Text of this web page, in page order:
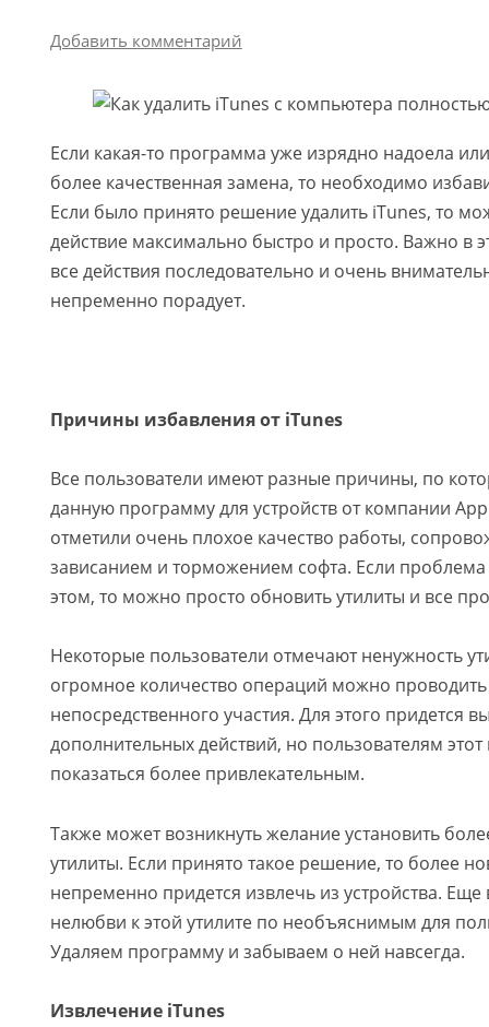
Добавить комментарий
Если какая-то программа уже изрядно надоела
более качественная замена, то необходимо
Если было принято решение удалить iTunes, то
действие максимально быстро и просто. Важно в
все действия последовательно и очень
непременно порадует.
Причины избавления от iTunes
Все пользователи имеют разные причины, по
данную программу для устройств от компании
отметили очень плохое качество работы,
зависанием и торможением софта. Если проблема
этом, то можно просто обновить утилиты и все
Некоторые пользователи отмечают ненужность
огромное количество операций можно проводить
непосредственного участия. Для этого придется
дополнительных действий, но пользователям
показаться более привлекательным.
Также может возникнуть желание установить
утилиты. Если принято такое решение, то более
непременно придется извлечь из устройства.
нелюбви к этой утилите по необъяснимым для
Удаляем программу и забываем о ней навсегда.
Извлечение iTunes